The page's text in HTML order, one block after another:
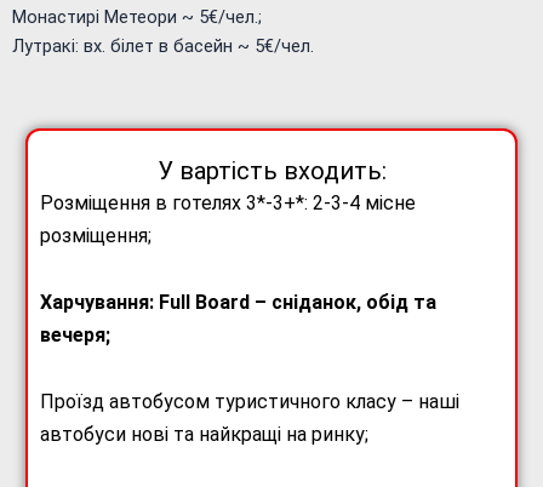
Монастирі Метеори ~ 5€/чел.;
Лутракі: вх. білет в басейн ~ 5€/чел.
У вартість входить:
Розміщення в готелях 3*-3+*: 2-3-4 місне
розміщення;
Харчування: Full Board – сніданок, обід та
вечеря;
Проїзд автобусом туристичного класу – наші
автобуси нові та найкращі на ринку;